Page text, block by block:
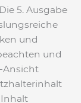
5. Ausgabe
und
und
Ansicht